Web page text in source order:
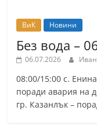
ВиК Новини
Без вода –
06.07.2026
08:00/15:00 с.
поради авария на
гр. Казанлък –